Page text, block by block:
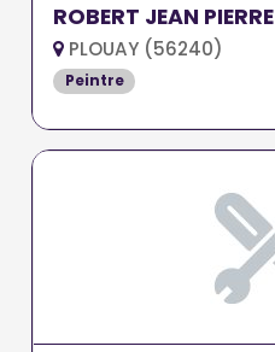
ROBERT JEAN PIERRE
PLOUAY (56240)
Peintre